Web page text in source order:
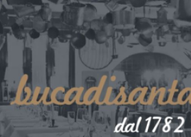
BUCA DI S. ANTONIO
Lucca centro storico